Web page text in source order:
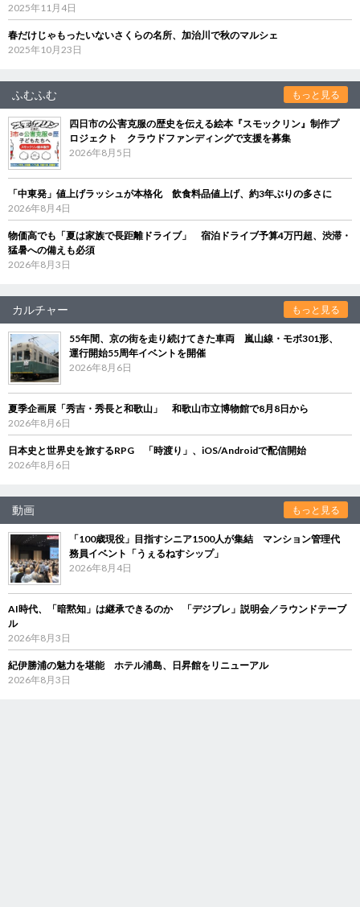
2025年11月4日
春だけじゃもったいないさくらの名所、加治川で秋のマルシェ
2025年10月23日
ふむふむ もっと見る
四日市の公害克服の歴史を伝える絵本『スモックリン』制作プ
ロジェクト クラウドファンディングで支援を募集
2026年8月5日
「中東発」値上げラッシュが本格化 飲食料品値上げ、約3年ぶりの多さに
2026年8月4日
物価高でも「夏は家族で長距離ドライブ」 宿泊ドライブ予算4万円超、渋滞・
猛暑への備えも必須
2026年8月3日
カルチャー もっと見る
55年間、京の街を走り続けてきた車両 嵐山線・モボ301形、
運行開始55周年イベントを開催
2026年8月6日
夏季企画展「秀吉・秀長と和歌山」 和歌山市立博物館で8月8日から
2026年8月6日
日本史と世界史を旅するRPG 「時渡り」、iOS/Androidで配信開始
2026年8月6日
動画 もっと見る
「100歳現役」目指すシニア1500人が集結 マンション管理代
務員イベント「うぇるねすシップ」
2026年8月4日
AI時代、「暗黙知」は継承できるのか 「デジブレ」説明会／ラウンドテーブ
ル
2026年8月3日
紀伊勝浦の魅力を堪能 ホテル浦島、日昇館をリニューアル
2026年8月3日